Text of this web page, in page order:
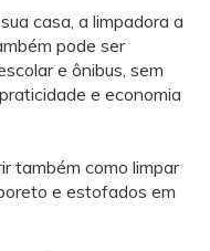
casa, a limpadora a
pode ser
e ônibus, sem
e economia
também como limpar
e estofados em